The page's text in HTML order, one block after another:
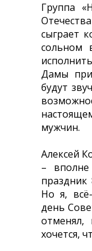
Группа
сыграет
сольном
Дамы
будут
мужчин.
Алексей
–
Но я,
день
отменял,
хочется,